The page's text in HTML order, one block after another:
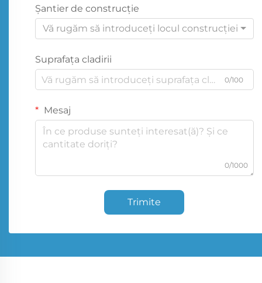
Şantier de construcţie
Vă rugăm să introduceți locul construcției
Suprafața cladirii
0/100
Mesaj
0/1000
Trimite